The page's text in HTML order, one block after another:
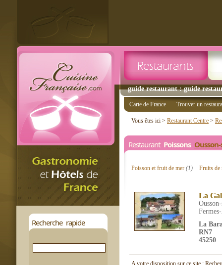
guide restaurant : guide
Recherche rapide
Carte de France Trouver un
Vous êtes ici > Restaurant Centre >
Restaurant Poissons
Poisson et fruit de mer (1) Fruits
La
La
RN7
45250
A votre disposition sur ce site :